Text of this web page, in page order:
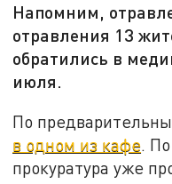
Напомним,
отравления 13
обратились в
июля.
По
в одном из кафе.
прокуратура уже